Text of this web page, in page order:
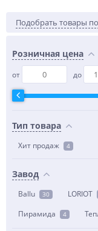
Подобрать товары
Розничная цена
от до
Тип товара
Хит продаж 4
Завод
Ballu 30 LORIOT
Пирамида 4